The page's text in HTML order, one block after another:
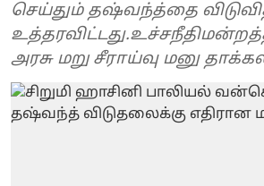
செய்தும் தஷ்வந்த்தை
அரசு மறு சீராய்வு மனு